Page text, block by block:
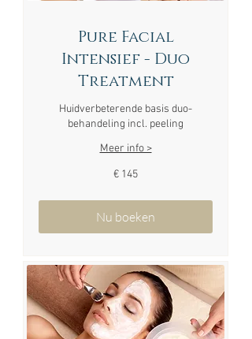
Pure Facial
Intensief - Duo
Treatment
Huidverbeterende basis duo-
behandeling incl. peeling
Meer info >
€ 145
Nu boeken